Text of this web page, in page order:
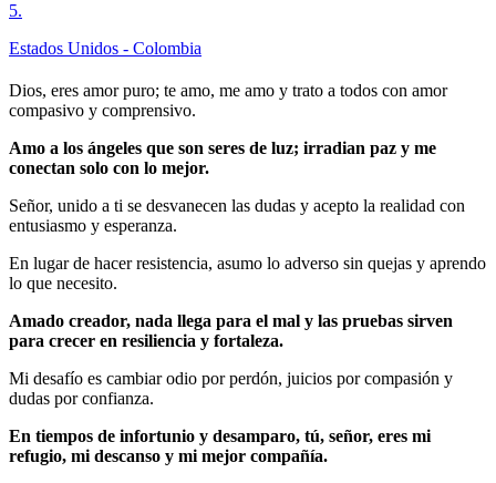
5.
Estados Unidos - Colombia
Dios, eres amor puro; te amo, me amo y trato a todos con amor
compasivo y comprensivo.
Amo a los ángeles que son seres de luz; irradian paz y me
conectan solo con lo mejor.
Señor, unido a ti se desvanecen las dudas y acepto la realidad con
entusiasmo y esperanza.
En lugar de hacer resistencia, asumo lo adverso sin quejas y aprendo
lo que necesito.
Amado creador, nada llega para el mal y las pruebas sirven
para crecer en resiliencia y fortaleza.
Mi desafío es cambiar odio por perdón, juicios por compasión y
dudas por confianza.
En tiempos de infortunio y desamparo, tú, señor, eres mi
refugio, mi descanso y mi mejor compañía.